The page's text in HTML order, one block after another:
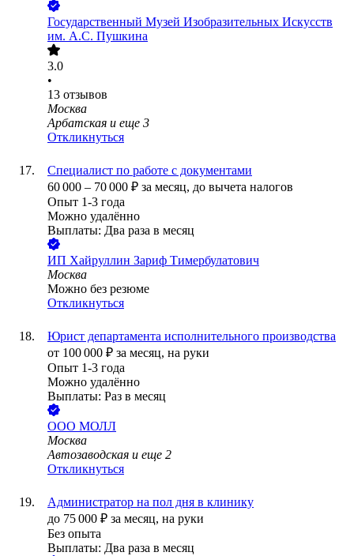
Государственный Музей Изобразительных Искусств
им. А.С. Пушкина
3.0
•
13 отзывов
Москва
Арбатская и еще 3
Откликнуться
Специалист по работе с документами
60 000 – 70 000 ₽ за месяц, до вычета налогов
Опыт 1-3 года
Можно удалённо
Выплаты: Два раза в месяц
ИП Хайруллин Зариф Тимербулатович
Москва
Можно без резюме
Откликнуться
Юрист департамента исполнительного производства
от 100 000 ₽ за месяц, на руки
Опыт 1-3 года
Можно удалённо
Выплаты: Раз в месяц
ООО МОЛЛ
Москва
Автозаводская и еще 2
Откликнуться
Администратор на пол дня в клинику
до 75 000 ₽ за месяц, на руки
Без опыта
Выплаты: Два раза в месяц